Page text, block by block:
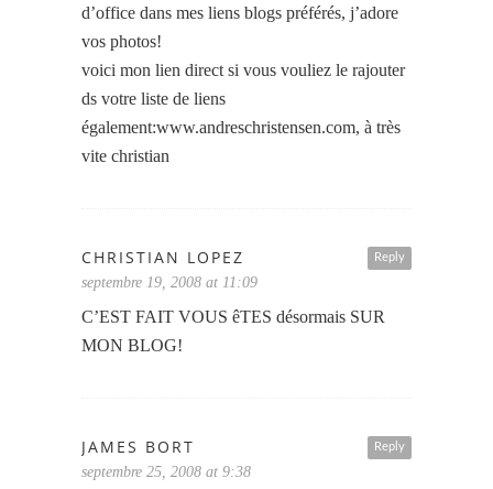
d’office dans mes liens blogs préférés, j’adore
vos photos!
voici mon lien direct si vous vouliez le rajouter
ds votre liste de liens
également:www.andreschristensen.com, à très
vite christian
Reply
CHRISTIAN LOPEZ
septembre 19, 2008 at 11:09
C’EST FAIT VOUS êTES désormais SUR
MON BLOG!
Reply
JAMES BORT
septembre 25, 2008 at 9:38